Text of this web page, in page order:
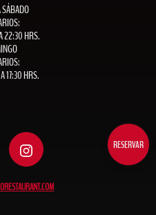
RESERVAR
22:30 HRS.
17:30 HRS.